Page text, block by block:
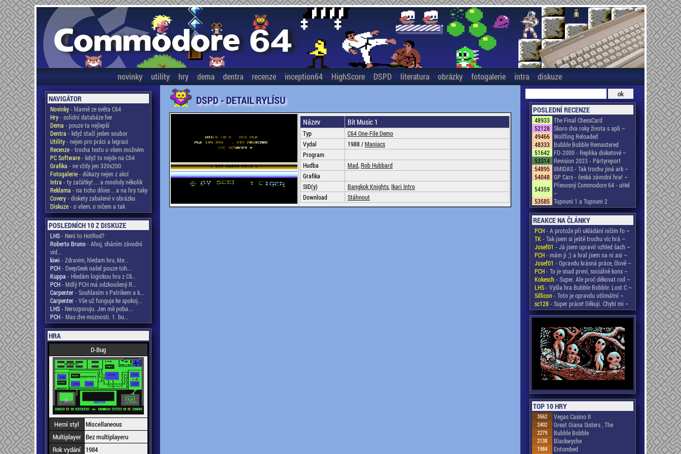
novinky utility hry dema dentra recenze inception64 HighScore DSPD literatura obrázky fotogalerie intra diskuze
NAVIGÁTOR
Novinky- hlavně ze světa C64
Hry- solidní databáze her
Dema - pouze ta nejlepší
Dentra - když stačí jeden soubor
Utility- nejen pro práci a legraci
Recenze- trocha textu o všem možném
PC Software- když to nejde na C64
Grafika - ne vždy jen 320x200
Fotogalerie- důkazy nejen z akcí
Intra - ty začátky! ... a mnohdy několik
Reklama - na ticho dňies .. a na hry taky
Covery- diskety zabalené v obrázku
Diskuze- o všem, o ničem a tak
POSLEDNÍCH 10 Z DISKUZE
LHS- Není to HotRod?
Roberto Bruno- Ahoj, sháním závodní
vid...
kiwi - Zdravim, hledam hru, kte...
PCH- DeepSeek našel pouze toh...
Kuppa - Hledám logickou hru z C6...
PCH- Mdlý PCH má odzkoušený R...
Carpenter- Souhlasím s Patrikem a k...
Carpenter- Vše už funguje ke spokoj...
LHS- Nerozporuju. Jen mě poba...
PCH- Mas dve moznosti. 1. bu...
HRA
D-Bug
Herní styl
Miscellaneous
Multiplayer Bez multiplayeru
Rok vydání
1984
DSPD - DETAIL RYLÍSU
Název Bit Music 1
Typ
C64 One-File Demo
Vydal
1988 /Maniacs
Program
Hudba
Mad Rob Hubbard
Grafika
SID(y)
Bangkok Knights Ikari Intro
Download
Stáhnout
POSLEDNÍ RECENZE
48933 The Final ChessCard
52128 Skoro dva roky života s apli ~
49466 Wolfling Reloaded
48333 Bubble Bobble Remastered
51642 FD-2000 - Replika disketové ~
53314 Revision 2023 - Pártyreport
54895 8MIDAS - Tak trochu jiná ark ~
54048 GP Cars - česká závodní hra! ~
54359 Přenosný Commodore 64 - uHel
~
53585 Tupouni 1 a Tupouni 2
REAKCE NA ČLÁNKY
PCH- A protože při ukládání ničím fo ~
TK- Tak jsem si ještě trochu víc hrá ~
Josef01 - Já jsem upravil vzhled šach ~
PCH- mám ji ;) a hral jsem na ni asi ~
Josef01 - Opravdu krásná práce, člově ~
PCH- To je snad první, sociálně kons ~
Kokesch- Super. Ale proč děkovat rod ~
LHS- Vyšla hra Bubble Bobble: Lost C ~
Sillicon- Toto je opravdu utlimátní ~
sc128- Super práce! Děkuji. Chybí mi ~
TOP 10 HRY
3562 Vegas Casino II
2402 Great Giana Sisters , The
2279 Bubble Bobble
2138 Blackwyche
1984 Entombed